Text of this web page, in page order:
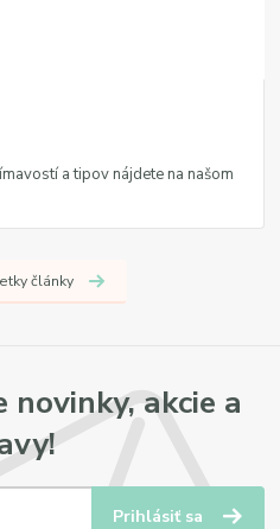
a tipov nájdete na našom
články
akcie a
Prihlásiť sa